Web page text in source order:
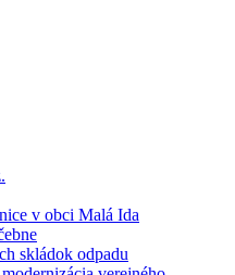
v obci Malá Ida
skládok odpadu